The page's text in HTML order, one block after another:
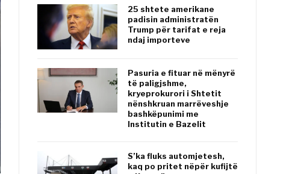
25 shtete amerikane
padisin administratën
Trump për tarifat e reja
ndaj importeve
Pasuria e fituar në mënyrë
të paligjshme,
kryeprokurori i Shtetit
nënshkruan marrëveshje
bashkëpunimi me
Institutin e Bazelit
S’ka fluks automjetesh,
kaq po pritet nëpër kufijtë